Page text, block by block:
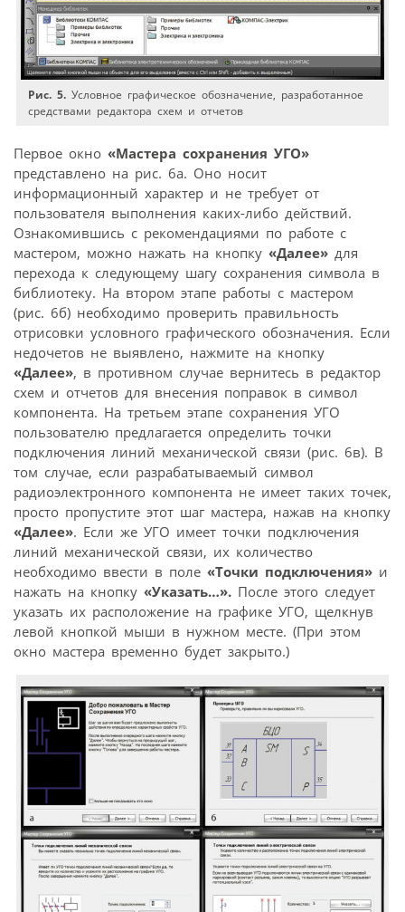
Рис. 5. Условное графическое обозначение, разработанное
средствами редактора схем и отчетов
Первое окно «Мастера сохранения УГО»
представлено на рис. 6а. Оно носит
информационный характер и не требует от
пользователя выполнения каких-либо действий.
Ознакомившись с рекомендациями по работе с
мастером, можно нажать на кнопку «Далее» для
перехода к следующему шагу сохранения символа в
библиотеку. На втором этапе работы с мастером
(рис. 6б) необходимо проверить правильность
отрисовки условного графического обозначения. Если
недочетов не выявлено, нажмите на кнопку
«Далее», в противном случае вернитесь в редактор
схем и отчетов для внесения поправок в символ
компонента. На третьем этапе сохранения УГО
пользователю предлагается определить точки
подключения линий механической связи (рис. 6в). В
том случае, если разрабатываемый символ
радиоэлектронного компонента не имеет таких точек,
просто пропустите этот шаг мастера, нажав на кнопку
«Далее». Если же УГО имеет точки подключения
линий механической связи, их количество
необходимо ввести в поле «Точки подключения» и
нажать на кнопку «Указать…». После этого следует
указать их расположение на графике УГО, щелкнув
левой кнопкой мыши в нужном месте. (При этом
окно мастера временно будет закрыто.)